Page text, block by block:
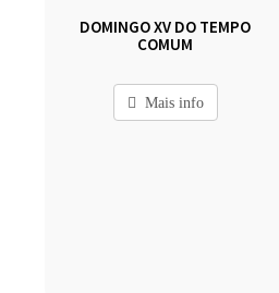
DOMINGO XV DO TEMPO
COMUM
Mais info